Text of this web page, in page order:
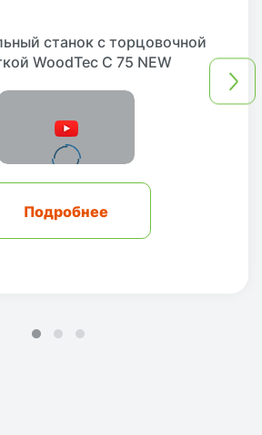
станок с торцовочной
WoodTec C 75 NEW
Подробнее